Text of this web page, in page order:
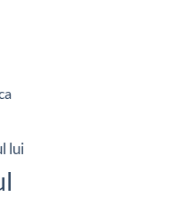
lui